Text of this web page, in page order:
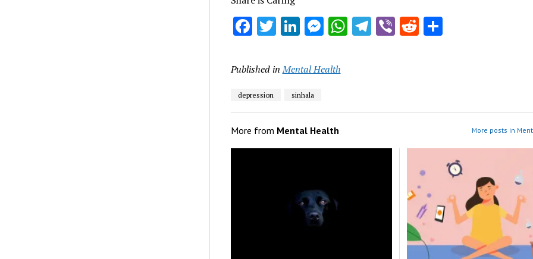
Facebook
Twitter
LinkedIn
Messenger
WhatsApp
Telegram
Viber
RedditShare
Published in Mental Health
depression sinhala
More from Mental Health More posts in